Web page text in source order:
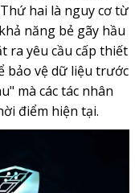
hai là nguy cơ từ
năng bẻ gãy hầu
ra yêu cầu cấp thiết
bảo vệ dữ liệu trước
mà các tác nhân
điểm hiện tại.